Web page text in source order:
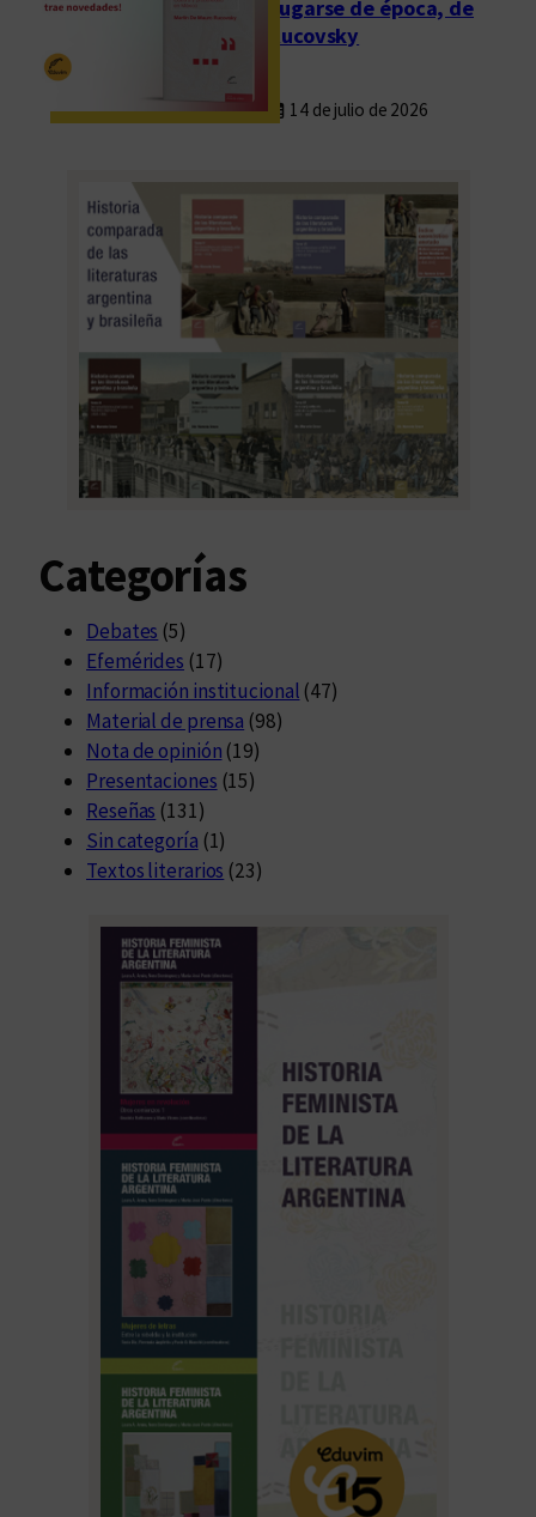
Fugarse de época, de
Rucovsky
14 de julio de 2026
Categorías
Debates (5)
Efemérides (17)
Información institucional (47)
Material de prensa (98)
Nota de opinión (19)
Presentaciones (15)
Reseñas (131)
Sin categoría (1)
Textos literarios (23)